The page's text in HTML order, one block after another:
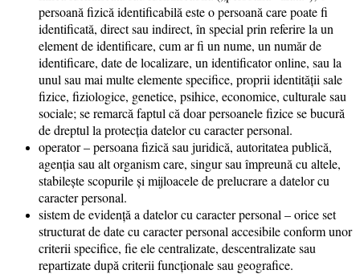
persoană fizică identificabilă este o persoană care poate fi
identificată, direct sau indirect, în special prin referire la un
element de identificare, cum ar fi un nume, un număr de
identificare, date de localizare, un identificator online, sau la
unul sau mai multe elemente specifice, proprii identităţii sale
fizice, fiziologice, genetice, psihice, economice, culturale sau
sociale; se remarcă faptul că doar persoanele fizice se bucură
de dreptul la protecţia datelor cu caracter personal.
operator – persoana fizică sau juridică, autoritatea publică,
agenţia sau alt organism care, singur sau împreună cu altele,
stabileşte scopurile şi mijloacele de prelucrare a datelor cu
caracter personal.
sistem de evidenţă a datelor cu caracter personal – orice set
structurat de date cu caracter personal accesibile conform unor
criterii specifice, fie ele centralizate, descentralizate sau
repartizate după criterii funcţionale sau geografice.